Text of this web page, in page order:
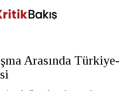
Arasında Türkiye-